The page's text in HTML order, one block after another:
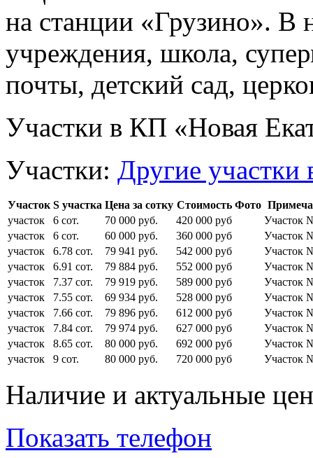
на станции «Грузино». В
учреждения, школа,
почты, детский сад,
Участки в КП «Новая
Участки: Другие участки
Участок S участка Цена за сотку Стоимость Фото
участок
6 сот. 70 000 руб. 420 000 руб
Участок
участок
6 сот. 60 000 руб. 360 000 руб
Участок
участок
6.78 сот. 79 941 руб. 542 000 руб
Участок
участок
6.91 сот. 79 884 руб. 552 000 руб
Участок
участок
7.37 сот. 79 919 руб. 589 000 руб
Участок
участок
7.55 сот. 69 934 руб. 528 000 руб
Участок
участок
7.66 сот. 79 896 руб. 612 000 руб
Участок
участок
7.84 сот. 79 974 руб. 627 000 руб
Участок
участок
8.65 сот. 80 000 руб. 692 000 руб
Участок
участок
9 сот. 80 000 руб. 720 000 руб Участок
Наличие и актуальные
Показать телефон